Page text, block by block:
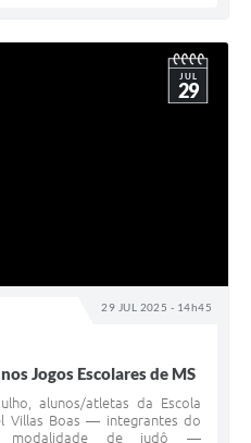
29 JUL 2025 - 14h45
JUL
29
Jogos Escolares de MS
alunos/atletas da Escola
Villas Boas — integrantes do
modalidade de judô —